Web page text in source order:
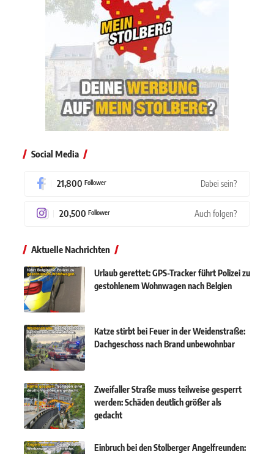
Social Media
21,800 Follower Dabei sein?
20,500 Follower Auch folgen?
Aktuelle Nachrichten
Urlaub gerettet: GPS-Tracker führt Polizei zu
gestohlenem Wohnwagen nach Belgien
Katze stirbt bei Feuer in der Weidenstraße:
Dachgeschoss nach Brand unbewohnbar
Zweifaller Straße muss teilweise gesperrt
werden: Schäden deutlich größer als
gedacht
Einbruch bei den Stolberger Angelfreunden: